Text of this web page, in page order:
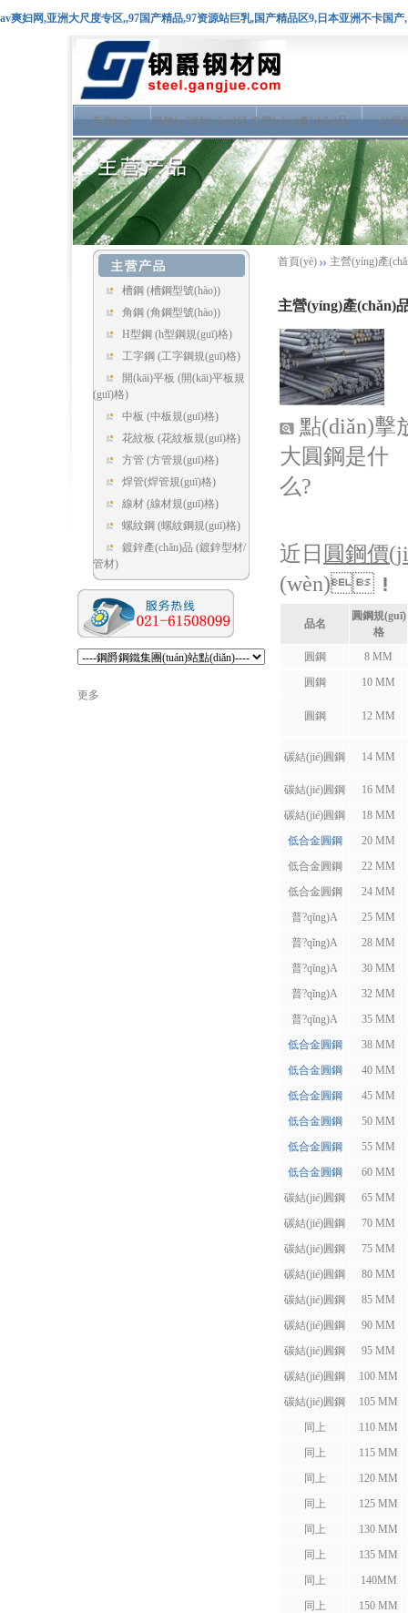
av爽妇网,亚洲大尺度专区,,97国产精品,97资源站巨乳,国产精品区9,日本亚洲不卡国
首頁(yè) 服務(wù)項(xiàng)目 主營(yíng)產(chǎn)品 公司
槽鋼 (槽鋼型號(hào))
角鋼 (角鋼型號(hào))
H型鋼 (h型鋼規(guī)格)
工字鋼 (工字鋼規(guī)格)
開(kāi)平板 (開(kāi)平板規
(guī)格)
中板 (中板規(guī)格)
花紋板 (花紋板規(guī)格)
方管 (方管規(guī)格)
焊管(焊管規(guī)格)
線材 (線材規(guī)格)
螺紋鋼 (螺紋鋼規(guī)格)
鍍鋅產(chǎn)品 (鍍鋅型材/
管材)
更多
首頁(yè) 主營(yíng)產
主營(yíng)產(chǎn)
點(diǎn)擊
大圓鋼是什
么?
近日 圓鋼價
(wèn)！
品名
圓鋼規(guī)
格
圓鋼
8 MM
圓鋼
10 MM
圓鋼 12 MM
碳結(jié)圓鋼 14 MM
碳結(jié)圓鋼
16 MM
碳結(jié)圓鋼
18 MM
低合金圓鋼
20 MM
低合金圓鋼
22 MM
低合金圓鋼
24 MM
普?qǐng)A
25 MM
普?qǐng)A
28 MM
普?qǐng)A
30 MM
普?qǐng)A
32 MM
普?qǐng)A
35 MM
低合金圓鋼
38 MM
低合金圓鋼
40 MM
低合金圓鋼
45 MM
低合金圓鋼
50 MM
低合金圓鋼
55 MM
低合金圓鋼
60 MM
碳結(jié)圓鋼
65 MM
碳結(jié)圓鋼
70 MM
碳結(jié)圓鋼
75 MM
碳結(jié)圓鋼
80 MM
碳結(jié)圓鋼
85 MM
碳結(jié)圓鋼
90 MM
碳結(jié)圓鋼
95 MM
碳結(jié)圓鋼
100 MM
碳結(jié)圓鋼
105 MM
同上
110 MM
同上
115 MM
同上
120 MM
同上
125 MM
同上
130 MM
同上
135 MM
同上
140MM
同上
150 MM